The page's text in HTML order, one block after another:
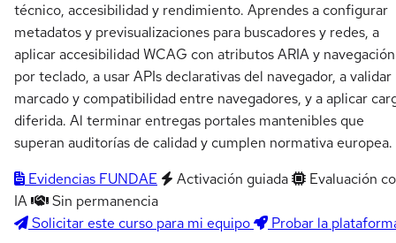
técnico, accesibilidad y rendimiento. Aprendes a configurar
metadatos y previsualizaciones para buscadores y redes, a
aplicar accesibilidad WCAG con atributos ARIA y navegación
por teclado, a usar APIs declarativas del navegador, a validar
marcado y compatibilidad entre navegadores, y a aplicar
diferida. Al terminar entregas portales mantenibles que
superan auditorías de calidad y cumplen normativa europea.
Evidencias FUNDAE
Activación guiada
Evaluación
IA
Sin permanencia
Solicitar este curso para mi equipo
Probar la